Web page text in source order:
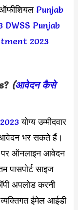
ऑफीशियल Punjab
DWSS Punjab
2023
(आवेदन कैसे
योग्य उम्मीदवार
भर सकते हैं।
पर ऑनलाइन आवेदन
पासपोर्ट साइज
अपलोड करनी
ईमेल आईडी